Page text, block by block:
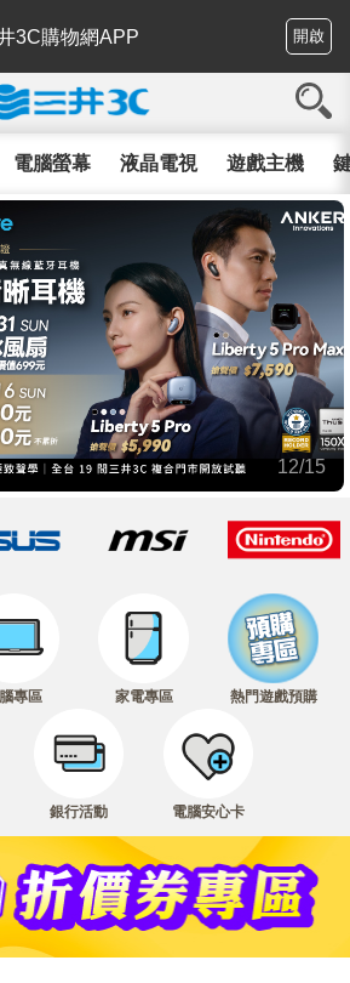
3C購物網APP 開啟
電腦螢幕 液晶電視 遊戲主機
12/15
專區 家電專區 熱門遊戲預購
銀行活動 電腦安心卡